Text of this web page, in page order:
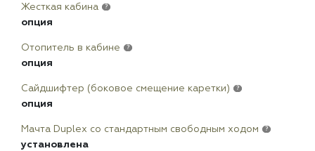
Жесткая кабина ?
опция
Отопитель в кабине ?
опция
Сайдшифтер (боковое смещение каретки) ?
опция
Мачта Duplex сo стандартным свободным ходом ?
установлена